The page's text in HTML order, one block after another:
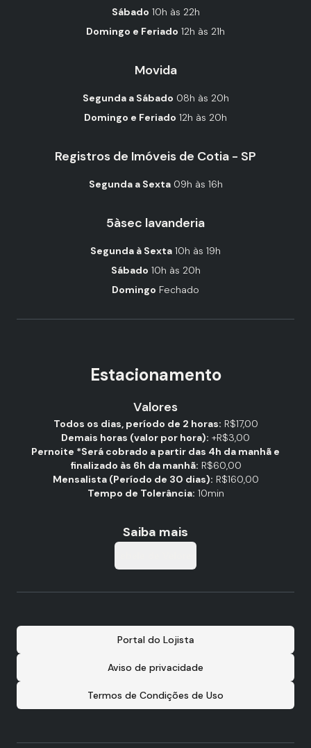
Sábado 10h às 22h
Domingo e Feriado 12h às 21h
Movida
Segunda a Sábado 08h às 20h
Domingo e Feriado 12h às 20h
Registros de Imóveis de Cotia - SP
Segunda a Sexta 09h às 16h
5àsec lavanderia
Segunda à Sexta 10h às 19h
Sábado 10h às 20h
Domingo Fechado
Estacionamento
Valores
Todos os dias, período de 2 horas: R$17,00
Demais horas (valor por hora): +R$3,00
Pernoite *Será cobrado a partir das 4h da manhã e
finalizado às 6h da manhã: R$60,00
Mensalista (Período de 30 dias): R$160,00
Tempo de Tolerância: 10min
Saiba mais
Portal do Lojista
Aviso de privacidade
Termos de Condições de Uso